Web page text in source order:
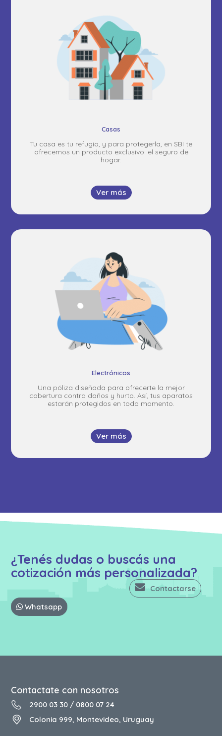
Casas
Tu casa es tu refugio, y para protegerla, en SBI te
ofrecemos un producto exclusivo: el seguro de
hogar.
Ver más
Electrónicos
Una póliza diseñada para ofrecerte la mejor
cobertura contra daños y hurto. Así, tus aparatos
estarán protegidos en todo momento.
Ver más
¿Tenés dudas o buscás una
cotización más personalizada?
Contactarse
Whatsapp
Contactate con nosotros
2900 03 30 / 0800 07 24
Colonia 999, Montevideo, Uruguay